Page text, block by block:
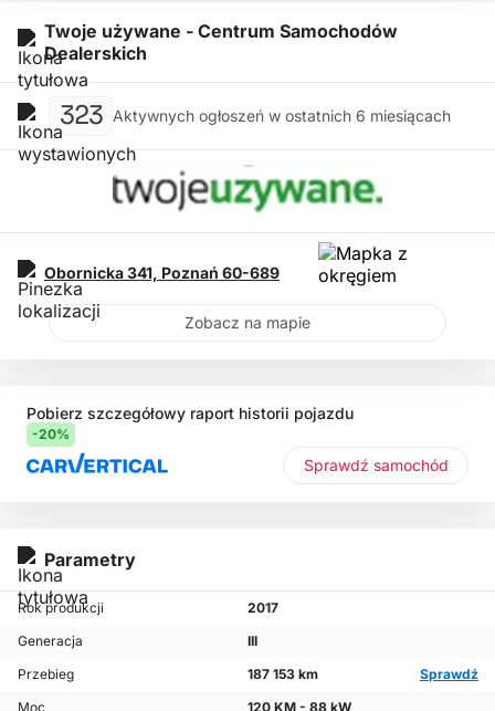
Pobierz szczegółowy raport historii pojazdu
-20%
Sprawdź samochód
Parametry
Rok produkcji
2017
Generacja
III
Przebieg
187 153 km
Sprawdź
Moc
120 KM - 88 kW
Twoje używane - Centrum Samochodów
Dealerskich
323 Aktywnych ogłoszeń w ostatnich 6 miesiącach
Obornicka 341, Poznań 60-689
Zobacz na mapie